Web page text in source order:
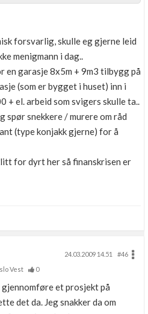
forsvarlig, skulle eg gjerne leid
menigmann i dag..
en garasje 8x5m + 9m3 tilbygg på
(som er bygget i huset) inn i
+ el. arbeid som svigers skulle ta..
spør snekkere / murere om råd
(type konjakk gjerne) for å
for dyrt her så finanskrisen er
24.03.2009 14.51
#46
Vest 0
gjennomføre et prosjekt på
det da. Jeg snakker da om